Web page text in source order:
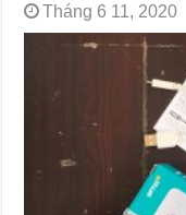
Tháng 6 11, 2020